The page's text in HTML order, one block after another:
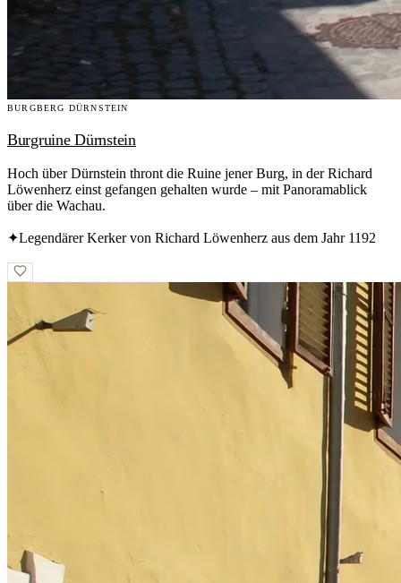
BURGBERG DÜRNSTEIN
Burgruine Dürnstein
Hoch über Dürnstein thront die Ruine jener Burg, in der Richard
Löwenherz einst gefangen gehalten wurde – mit Panoramablick
über die Wachau.
✦Legendärer Kerker von Richard Löwenherz aus dem Jahr 1192